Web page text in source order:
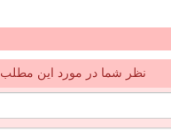
نظر شما در مورد این مطلب